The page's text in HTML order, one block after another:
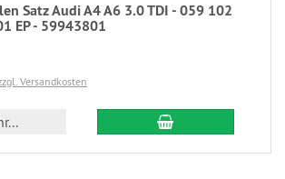
Satz Audi A4 A6 3.0 TDI - 059 102
EP - 59943801
Versandkosten